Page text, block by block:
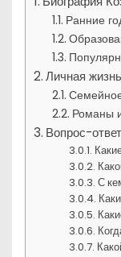
Ранние
Личная
Романы
Вопрос-
С